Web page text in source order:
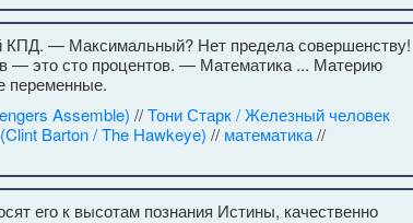
— Максимальный? Нет предела совершенству!
— это сто процентов. — Математика ... Материю
переменные.
Assemble) //Тони Старк / Железный человек
Barton / The Hawkeye) // математика//
его к высотам познания Истины, качественно